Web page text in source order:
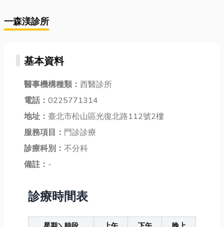
一森渼診所
基本資料
醫事機構種類： 西醫診所
電話： 0225771314
地址： 臺北市松山區光復北路112號2樓
服務項目： 門診診療
診療科別： 不分科
備註： -
診療時間表